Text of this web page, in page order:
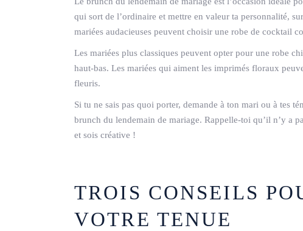
qui sort de l’ordinaire et mettre en valeur ta personnalité,
mariées audacieuses peuvent choisir une robe de cocktail
Les mariées plus classiques peuvent opter pour une robe
haut-bas. Les mariées qui aiment les imprimés floraux
fleuris.
Si tu ne sais pas quoi porter, demande à ton mari ou à tes
brunch du lendemain de mariage. Rappelle-toi qu’il n’y a
et sois créative !
TROIS CONSEILS
VOTRE TENUE